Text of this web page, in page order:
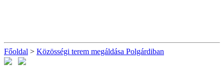
Főoldal > Közösségi terem megáldása Polgárdiban